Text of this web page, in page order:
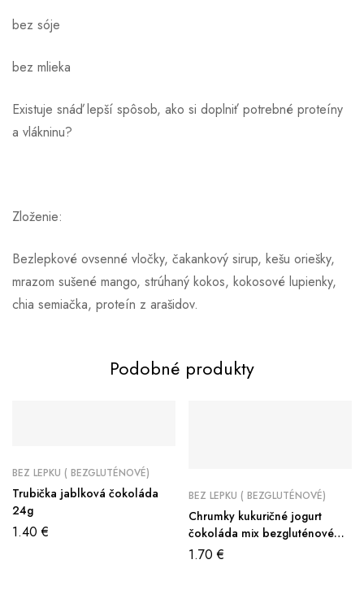
bez sóje
bez mlieka
Existuje snáď lepší spôsob, ako si doplniť potrebné proteíny
a vlákninu?
Zloženie:
Bezlepkové ovsenné vločky, čakankový sirup, kešu oriešky,
mrazom sušené mango, strúhaný kokos, kokosové lupienky,
chia semiačka, proteín z arašidov.
Podobné produkty
BEZ LEPKU ( BEZGLUTÉNOVÉ)
Trubička jablková čokoláda
24g
1.40€
BEZ LEPKU ( BEZGLUTÉNOVÉ)
Chrumky kukuričné jogurt
čokoláda mix bezgluténové
150g
1.70€